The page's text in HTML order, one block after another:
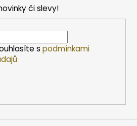
či slevy!
s podmínkami